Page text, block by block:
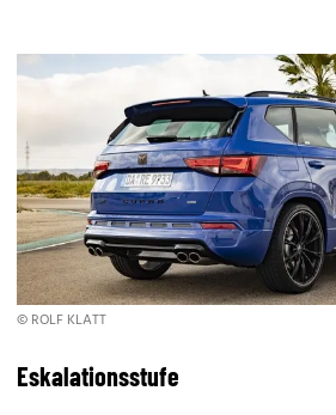
© ROLF KLATT
Eskalationsstufe